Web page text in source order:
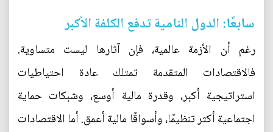
سابعًا: الدول النامية تدفع الكلفة الأكبر
رغم أن الأزمة عالمية، فإن آثارها ليست متساوية.
فالاقتصادات المتقدمة تمتلك عادة احتياطيات
استراتيجية أكبر، وقدرة مالية أوسع، وشبكات حماية
اجتماعية أكثر تنظيمًا، وأسواقًا مالية أعمق. أما الاقتصادات